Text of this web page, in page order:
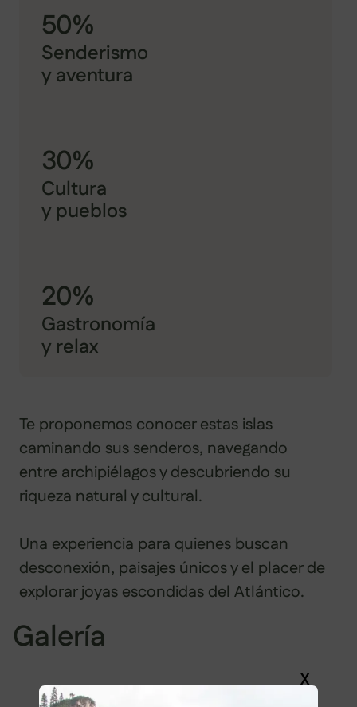
50%
Senderismo
y aventura
30%
Cultura
y pueblos
20%
Gastronomía
y relax
Te proponemos conocer estas islas
caminando sus senderos, navegando
entre archipiélagos y descubriendo su
riqueza natural y cultural.
Una experiencia para quienes buscan
desconexión, paisajes únicos y el placer de
explorar joyas escondidas del Atlántico.
Galería
X